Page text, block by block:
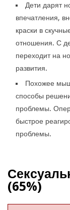
Дети дарят
впечатления,
краски в
отношения. С
переходит на
развития.
Похожее
способы
проблемы.
быстрое
проблемы.
(65%)